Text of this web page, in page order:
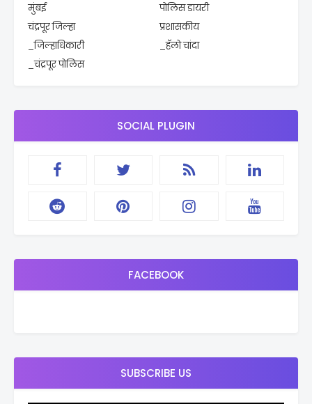
मुंबई
पोलिस डायरी
चंद्रपूर जिल्हा
प्रशासकीय
_जिल्हाधिकारी
_हॅलो चांदा
_चंद्रपूर पोलिस
SOCIAL PLUGIN
FACEBOOK
SUBSCRIBE US